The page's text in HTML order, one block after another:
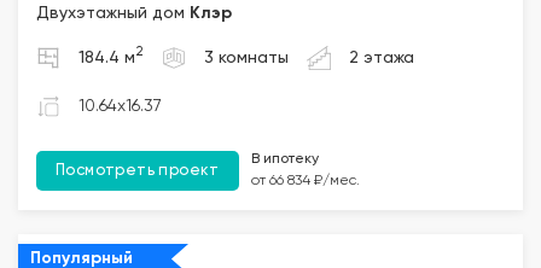
Двухэтажный дом Клэр
184.4 м 2 3 комнаты 2 этажа
10.64x16.37
Посмотреть проект
В ипотеку
от 66 834 ₽/мес.
Популярный